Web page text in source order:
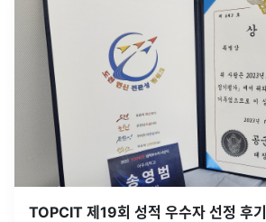
TOPCIT 제19회 성적 우수자 선정 후기